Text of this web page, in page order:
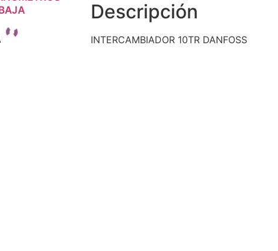
Descripción
INTERCAMBIADOR 10TR DANFOSS